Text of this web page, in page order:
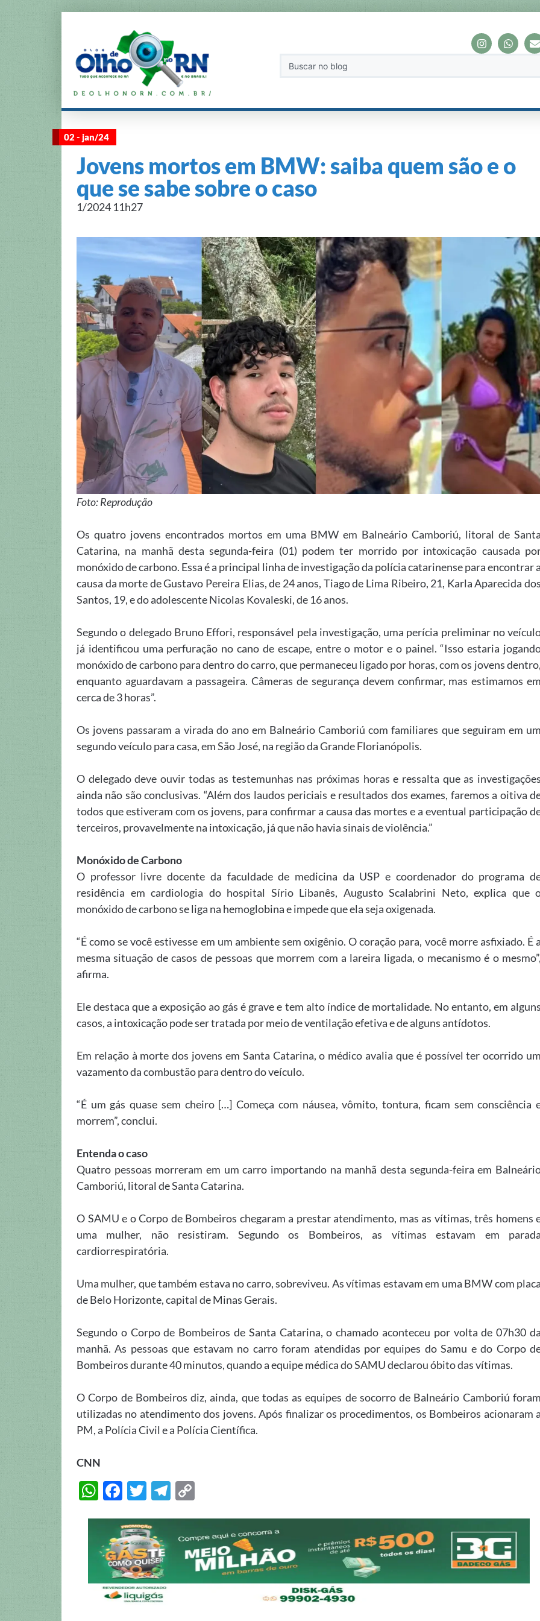
02 - jan/24
Jovens mortos em BMW: saiba quem são e o
que se sabe sobre o caso
1/2024 11h27
Foto: Reprodução
Os quatro jovens encontrados mortos em uma BMW em Balneário Camboriú, litoral de
Catarina, na manhã desta segunda-feira (01) podem ter morrido por intoxicação causada
monóxido de carbono. Essa é a principal linha de investigação da polícia catarinense para encontrar
causa da morte de Gustavo Pereira Elias, de 24 anos, Tiago de Lima Ribeiro, 21, Karla Aparecida
Santos, 19, e do adolescente Nicolas Kovaleski, de 16 anos.
Segundo o delegado Bruno Effori, responsável pela investigação, uma perícia preliminar no
já identificou uma perfuração no cano de escape, entre o motor e o painel. “Isso estaria
monóxido de carbono para dentro do carro, que permaneceu ligado por horas, com os jovens
enquanto aguardavam a passageira. Câmeras de segurança devem confirmar, mas estimamos
cerca de 3 horas”.
Os jovens passaram a virada do ano em Balneário Camboriú com familiares que seguiram em
segundo veículo para casa, em São José, na região da Grande Florianópolis.
O delegado deve ouvir todas as testemunhas nas próximas horas e ressalta que as
ainda não são conclusivas. “Além dos laudos periciais e resultados dos exames, faremos a oitiva
todos que estiveram com os jovens, para confirmar a causa das mortes e a eventual participação
terceiros, provavelmente na intoxicação, já que não havia sinais de violência.”
Monóxido de Carbono
O professor livre docente da faculdade de medicina da USP e coordenador do programa
residência em cardiologia do hospital Sírio Libanês, Augusto Scalabrini Neto, explica que
monóxido de carbono se liga na hemoglobina e impede que ela seja oxigenada.
“É como se você estivesse em um ambiente sem oxigênio. O coração para, você morre asfixiado. É
mesma situação de casos de pessoas que morrem com a lareira ligada, o mecanismo é o
afirma.
Ele destaca que a exposição ao gás é grave e tem alto índice de mortalidade. No entanto, em
casos, a intoxicação pode ser tratada por meio de ventilação efetiva e de alguns antídotos.
Em relação à morte dos jovens em Santa Catarina, o médico avalia que é possível ter ocorrido
vazamento da combustão para dentro do veículo.
“É um gás quase sem cheiro […] Começa com náusea, vômito, tontura, ficam sem consciência
morrem”, conclui.
Entenda o caso
Quatro pessoas morreram em um carro importando na manhã desta segunda-feira em
Camboriú, litoral de Santa Catarina.
O SAMU e o Corpo de Bombeiros chegaram a prestar atendimento, mas as vítimas, três homens
uma mulher, não resistiram. Segundo os Bombeiros, as vítimas estavam em
cardiorrespiratória.
Uma mulher, que também estava no carro, sobreviveu. As vítimas estavam em uma BMW com
de Belo Horizonte, capital de Minas Gerais.
Segundo o Corpo de Bombeiros de Santa Catarina, o chamado aconteceu por volta de 07h30
manhã. As pessoas que estavam no carro foram atendidas por equipes do Samu e do Corpo
Bombeiros durante 40 minutos, quando a equipe médica do SAMU declarou óbito das vítimas.
O Corpo de Bombeiros diz, ainda, que todas as equipes de socorro de Balneário Camboriú
utilizadas no atendimento dos jovens. Após finalizar os procedimentos, os Bombeiros acionaram
PM, a Polícia Civil e a Polícia Científica.
CNN
W
s
A
p
p
F
e
b
o
o
k
T
itt
er
T
gr
m
y
Li
n